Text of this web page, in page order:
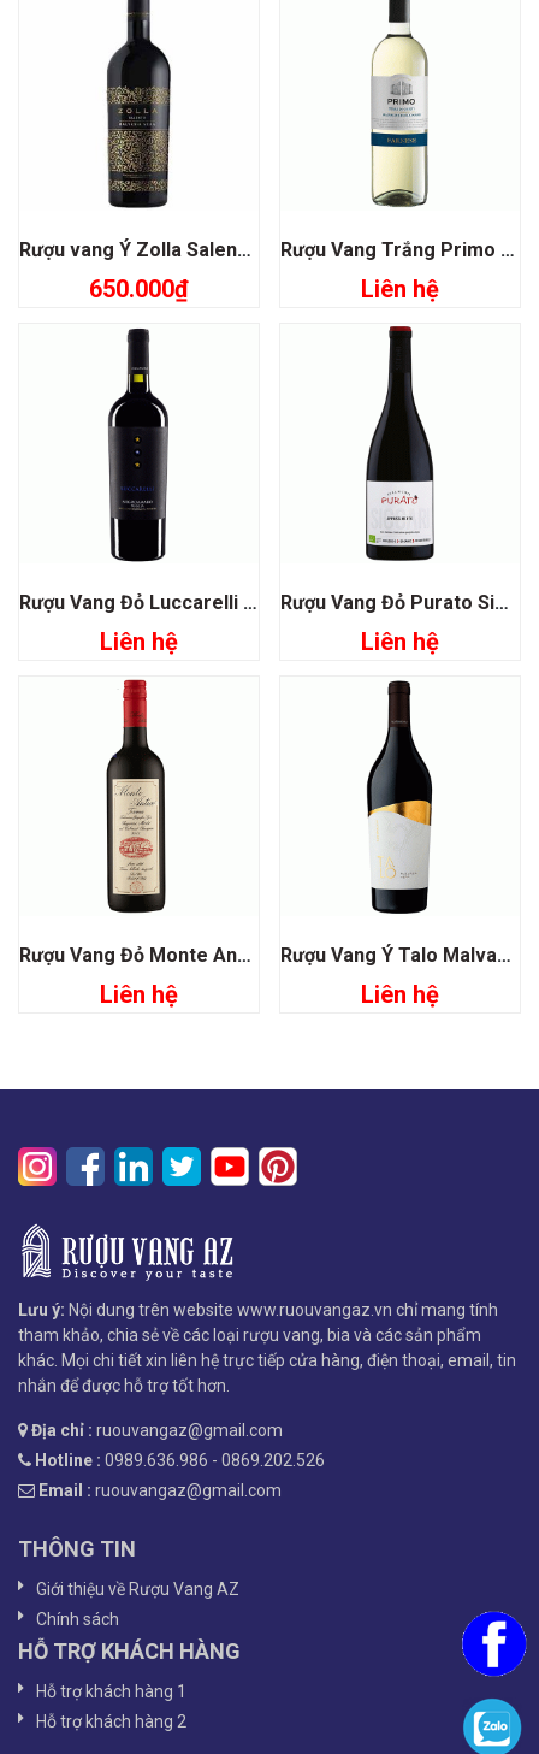
Rượu vang Ý Zolla Salento Malvasia Nera
650.000₫
Rượu Vang Trắng Primo Malvasia Chardonnay Farnese
Liên hệ
Rượu Vang Đỏ Luccarelli Negroamaro
Liên hệ
Rượu Vang Đỏ Purato Sicari Appassimento Organic
Liên hệ
Rượu Vang Đỏ Monte Antico Toscana
Liên hệ
Rượu Vang Ý Talo Malvasia Nera
Liên hệ
Lưu ý: Nội dung trên website www.ruouvangaz.vn chỉ mang tính
tham khảo, chia sẻ về các loại rượu vang, bia và các sản phẩm
khác. Mọi chi tiết xin liên hệ trực tiếp cửa hàng, điện thoại, email, tin
nhắn để được hỗ trợ tốt hơn.
Địa chỉ : ruouvangaz@gmail.com
Hotline : 0989.636.986 - 0869.202.526
Email : ruouvangaz@gmail.com
THÔNG TIN
Giới thiệu về Rượu Vang AZ
Chính sách
HỖ TRỢ KHÁCH HÀNG
Hỗ trợ khách hàng 1
Hỗ trợ khách hàng 2